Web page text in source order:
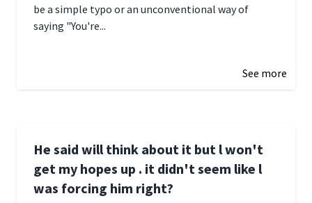
be a simple typo or an unconventional way of
saying "You're...
See more
He said will think about it but l won't
get my hopes up . it didn't seem like l
was forcing him right?